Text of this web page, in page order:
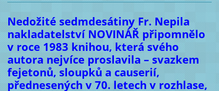
Nedožité sedmdesátiny Fr. Nepila
nakladatelství NOVINÁŘ připomnělo
v roce 1983 knihou, která svého
autora nejvíce proslavila – svazkem
fejetonů, sloupků a causerií,
přednesených v 70. letech v rozhlase,